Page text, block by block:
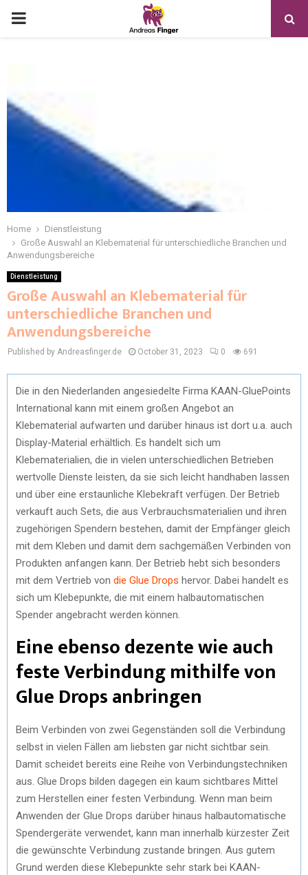
Home
Dienstleistung
Große Auswahl an Klebematerial für unterschiedliche Branchen und
Anwendungsbereiche
Dienstleistung
Große Auswahl an Klebematerial für
unterschiedliche Branchen und
Anwendungsbereiche
Published by Andreasfinger.de October 31, 2023 0 691
Die in den Niederlanden angesiedelte Firma KAAN-GluePoints
International kann mit einem großen Angebot an
Klebematerial aufwarten und darüber hinaus ist dort u.a. auch
Display-Material erhältlich. Es handelt sich um
Klebematerialien, die in vielen unterschiedlichen Betrieben
wertvolle Dienste leisten, da sie sich leicht handhaben lassen
und über eine erstaunliche Klebekraft verfügen. Der Betrieb
verkauft auch Sets, die aus Verbrauchsmaterialien und ihren
zugehörigen Spendern bestehen, damit der Empfänger gleich
mit dem Kleben und damit dem sachgemäßen Verbinden von
Produkten anfangen kann. Der Betrieb hebt sich besonders
mit dem Vertrieb von die Glue Drops hervor. Dabei handelt es
sich um Klebepunkte, die mit einem halbautomatischen
Spender angebracht werden können.
Eine ebenso dezente wie auch
feste Verbindung mithilfe von
Glue Drops anbringen
Beim Verbinden von zwei Gegenständen soll die Verbindung
selbst in vielen Fällen am liebsten gar nicht sichtbar sein.
Damit scheidet bereits eine Reihe von Verbindungstechniken
aus. Glue Drops bilden dagegen ein kaum sichtbares Mittel
zum Herstellen einer festen Verbindung. Wenn man beim
Anwenden der Glue Drops darüber hinaus halbautomatische
Spendergeräte verwendet, kann man innerhalb kürzester Zeit
die gewünschte Verbindung zustande bringen. Aus gutem
Grund werden diese Klebepunkte sehr stark bei KAAN-